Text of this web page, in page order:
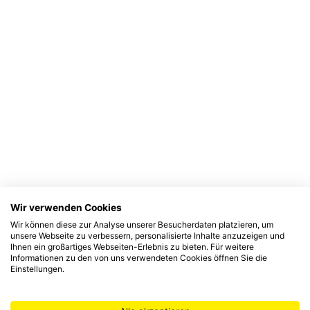
Wir verwenden Cookies
Wir können diese zur Analyse unserer Besucherdaten platzieren, um
unsere Webseite zu verbessern, personalisierte Inhalte anzuzeigen und
Ihnen ein großartiges Webseiten-Erlebnis zu bieten. Für weitere
Informationen zu den von uns verwendeten Cookies öffnen Sie die
Einstellungen.